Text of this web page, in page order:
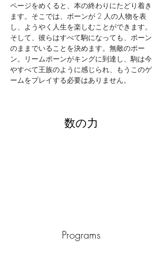
ページをめくると、本の終わりにたどり着き
ます。そこでは、ポーンが 2 人の人物を表
し、ようやく人生を楽しむことができます。
そして、彼らはすべて駒になっても、ポーン
のままでいることを決めます。無敵のポー
ン。リームポーンがキングに到達し、駒は今
やすべて王族のように感じられ、もうこのゲ
ームをプレイする必要はありません。
数の力
Programs